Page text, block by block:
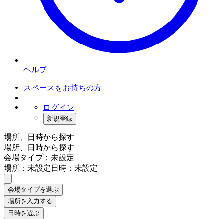
ヘルプ
スペースをお持ちの方
ログイン
新規登録
場所、日時から探す
場所、日時から探す
会場タイプ：未設定
場所：未設定日時：未設定
会場タイプを選ぶ
場所を入力する
日時を選ぶ